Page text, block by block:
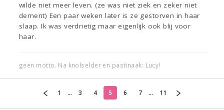
wilde niet meer leven. (ze was niet ziek en zeker niet
dement) Een paar weken later is ze gestorven in haar
slaap. Ik was verdrietig maar eigenlijk ook blij voor
haar.
geen motto. Na knolselder en pastinaak: Lucy!
1 ... 3 4 5 6 7 ... 11